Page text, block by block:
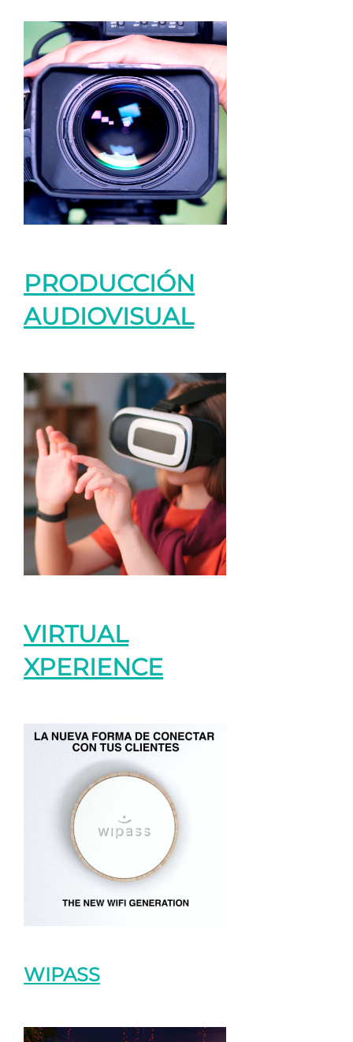
PRODUCCIÓN
AUDIOVISUAL
VIRTUAL
XPERIENCE
WIPASS